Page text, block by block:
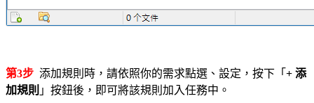
第3步 添加規則時，請依照你的需求點選、設定，按下「 + 添
加規則 」按鈕後，即可將該規則加入任務中。